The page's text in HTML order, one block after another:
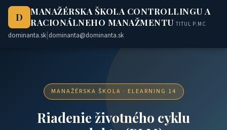
D
MANAŽÉRSKA ŠKOLA CONTROLLINGU A
RACIONÁLNEHO MANAŽMENTU TITUL P.MC
dominanta.sk|dominanta@dominanta.sk
MANAŽÉRSKA ŠKOLA · ELEARNING 14
Riadenie životného cyklu